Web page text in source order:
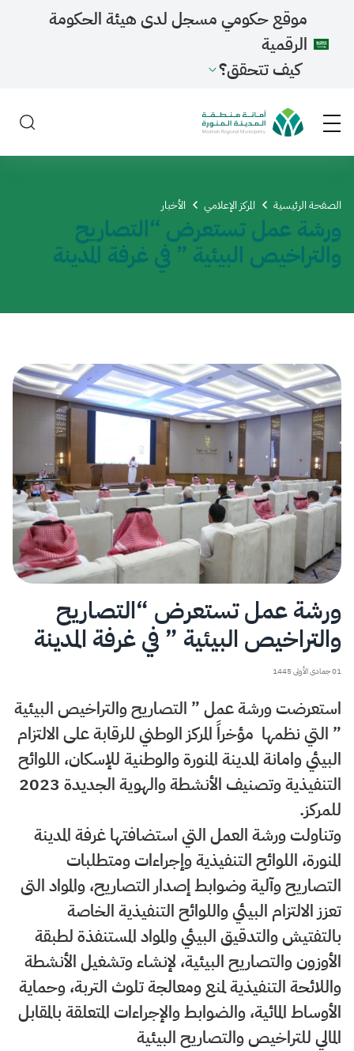
موقع حكومي مسجل لدى هيئة الحكومة
الرقمية
كيف تتحقق؟
الصفحة الرئيسية المركز الإعلامي الأخبار
ورشة عمل تستعرض “التصاريح
والتراخيص البيئية ” في غرفة المدينة
ورشة عمل تستعرض “التصاريح
والتراخيص البيئية ” في غرفة المدينة
01 جمادى الأولى 1445
استعرضت ورشة عمل ” التصاريح والتراخيص البيئية
” التي نظمها مؤخراً المركز الوطني للرقابة على الالتزام
البيئي وامانة المدينة المنورة والوطنية للإسكان، اللوائح
التنفيذية وتصنيف الأنشطة والهوية الجديدة 2023
للمركز.
وتناولت ورشة العمل التي استضافتها غرفة المدينة
المنورة، اللوائح التنفيذية وإجراءات ومتطلبات
التصاريح وآلية وضوابط إصدار التصاريح، والمواد التى
تعزز الالتزام البيئي واللوائح التنفيذية الخاصة
بالتفتيش والتدقيق البيئي والمواد المستنفذة لطبقة
الأوزون والتصاريح البيئية، لإنشاء وتشغيل الأنشطة
واللائحة التنفيذية لمنع ومعالجة تلوث التربة، وحماية
الأوساط المائية، والضوابط والإجراءات المتعلقة بالمقابل
المالي للتراخيص والتصاريح البيئية